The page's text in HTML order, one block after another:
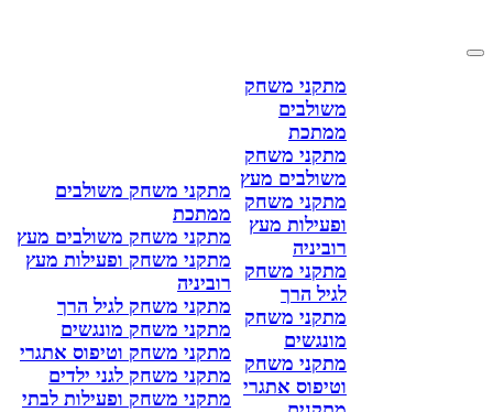
מתקני משחק
משולבים
ממתכת
מתקני משחק
משולבים מעץ
מתקני משחק
ופעילות מעץ
רוביניה
מתקני משחק
לגיל הרך
מתקני משחק
מונגשים
מתקני משחק
וטיפוס אתגרי
מתקני משחק משולבים
ממתכת
מתקני משחק משולבים מעץ
מתקני משחק ופעילות מעץ
רוביניה
מתקני משחק לגיל הרך
מתקני משחק מונגשים
מתקני משחק וטיפוס אתגרי
מתקני משחק לגני ילדים
מתקני משחק ופעילות לבתי